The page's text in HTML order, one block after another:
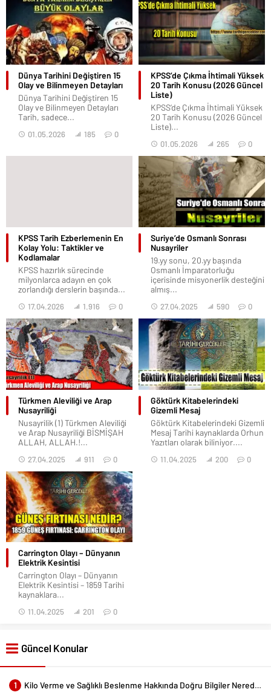
Dünya Tarihini Değiştiren 15
Olay ve Bilinmeyen Detayları
Dünya Tarihini Değiştiren 15
Olay ve Bilinmeyen Detayları
Tarih, sadece...
01.05.2026 185 0
KPSS’de Çıkma İhtimali Yüksek
20 Tarih Konusu (2026 Güncel
Liste)
KPSS’de Çıkma İhtimali Yüksek
20 Tarih Konusu (2026 Güncel
Liste)...
01.05.2026 265 0
KPSS Tarih Ezberlemenin En
Kolay Yolu: Taktikler ve
Kodlamalar
KPSS hazırlık sürecinde
milyonlarca adayın en çok
zorlandığı derslerin başında...
17.04.2026 1.916 0
Suriye’de Osmanlı Sonrası
Nusayriler
19.yy sonu, 20.yy başında
Osmanlı İmparatorluğu
içerisinde misyonerlik desteğini
almış...
27.04.2025 590 0
Türkmen Aleviliği ve Arap
Nusayriliği
Nusayrilik (1) Türkmen Aleviliği
ve Arap Nusayriliği BİSMİŞAH
ALLAH, ALLAH.!...
27.04.2025 911 0
Göktürk Kitabelerindeki
Gizemli Mesaj
Göktürk Kitabelerindeki Gizemli
Mesaj Tarihi kaynaklarda Orhun
Yazıtları olarak biliniyor....
11.04.2025 200 0
Carrington Olayı – Dünyanın
Elektrik Kesintisi
Carrington Olayı – Dünyanın
Elektrik Kesintisi – 1859 Tarihi
kaynaklara...
11.04.2025 201 0
Güncel Konular
1 Kilo Verme ve Sağlıklı Beslenme Hakkında Doğru Bilgiler Nerede Bulunur?